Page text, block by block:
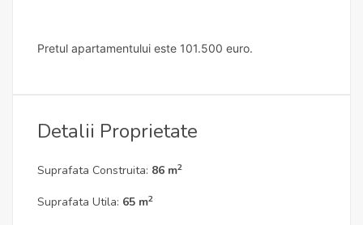
Pretul apartamentului este 101.500 euro.
Detalii Proprietate
Suprafata Construita: 86 m2
Suprafata Utila: 65 m2